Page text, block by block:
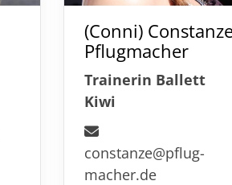
(Conni)
Pflugmacher
Trainerin Ballett
Kiwi
constanze@pflug-
macher.de